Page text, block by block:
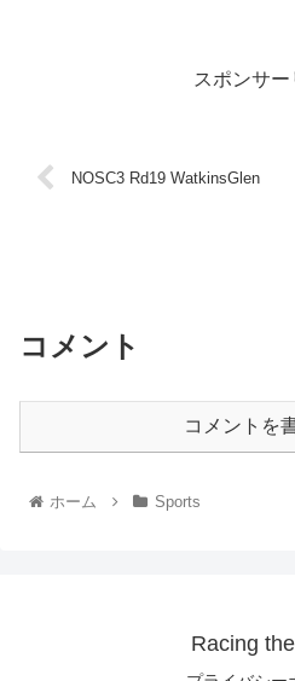
スポンサー
NOSC3 Rd19 WatkinsGlen
コメント
コメントを
ホーム Sports
Racing